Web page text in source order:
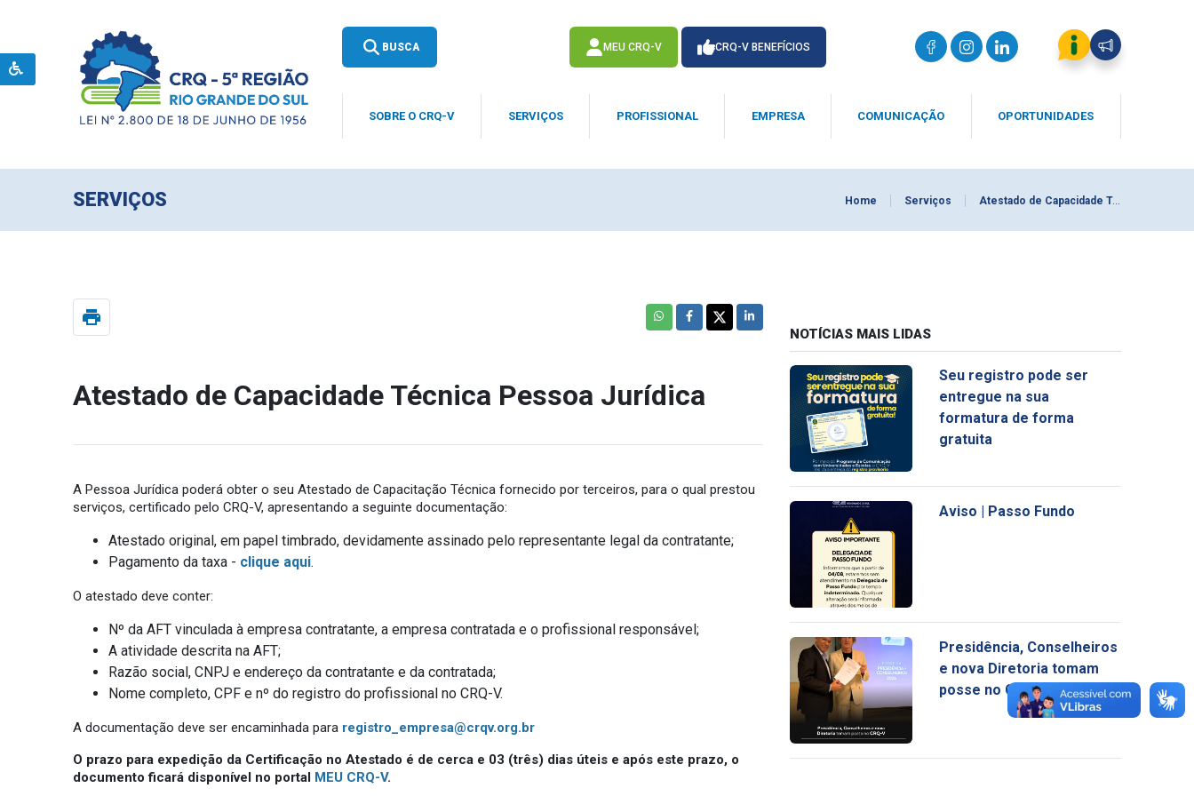
BUSCA MEU CRQ-V CRQ-V BENEFÍCIOS
SOBRE O CRQ-V SERVIÇOS PROFISSIONAL EMPRESA COMUNICAÇÃO OPORTUNIDADES
SERVIÇOS Home Serviços Atestado de Capacidade Técnica Pessoa Jurídica
print
Atestado de Capacidade Técnica Pessoa Jurídica
A Pessoa Jurídica poderá obter o seu Atestado de Capacitação Técnica fornecido por terceiros, para o qual prestou
serviços, certificado pelo CRQ-V, apresentando a seguinte documentação:
Atestado original, em papel timbrado, devidamente assinado pelo representante legal da contratante;
Pagamento da taxa - clique aqui.
O atestado deve conter:
Nº da AFT vinculada à empresa contratante, a empresa contratada e o profissional responsável;
A atividade descrita na AFT;
Razão social, CNPJ e endereço da contratante e da contratada;
Nome completo, CPF e nº do registro do profissional no CRQ-V.
A documentação deve ser encaminhada para registro_empresa@crqv.org.br
O prazo para expedição da Certificação no Atestado é de cerca e 03 (três) dias úteis e após este prazo, o
documento ficará disponível no portal MEU CRQ-V.
NOTÍCIAS MAIS LIDAS
Seu registro pode ser
entregue na sua
formatura de forma
gratuita
Aviso | Passo Fundo
Presidência, Conselheiros
e nova Diretoria tomam
posse no CRQ-V